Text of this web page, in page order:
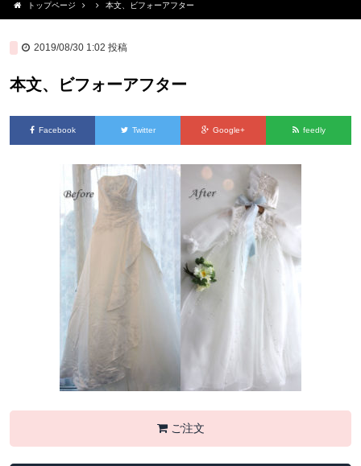
トップページ 本文、ビフォーアフター
2019/08/30 1:02 投稿
本文、ビフォーアフター
Facebook Twitter Google+ feedly
ご注文